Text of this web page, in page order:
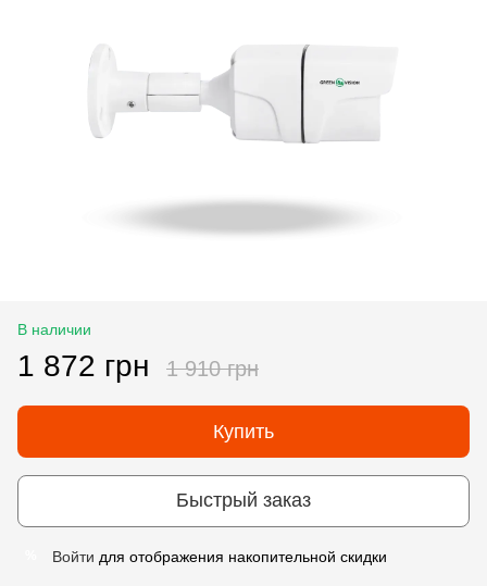
В наличии
1 872 грн 1 910 грн
Купить
Быстрый заказ
Войти для отображения накопительной скидки